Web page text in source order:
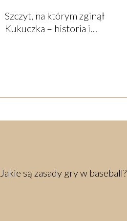
Szczyt, na którym zginął
Kukuczka – historia i
Jakie są zasady gry w baseball?